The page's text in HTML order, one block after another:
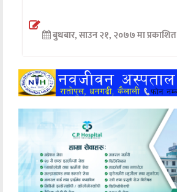
अन्तर्वार्ता
खेलकुद
मनोरञ्जन
अन्य
बुधबार, साउन २१, २०७७ मा प्रकाशित